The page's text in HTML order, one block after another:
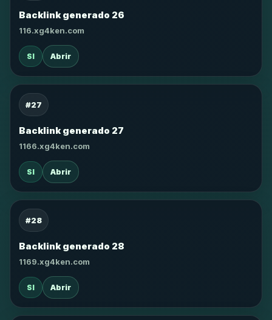
Backlink generado 26
116.xg4ken.com
SI Abrir
#27
Backlink generado 27
1166.xg4ken.com
SI Abrir
#28
Backlink generado 28
1169.xg4ken.com
SI Abrir